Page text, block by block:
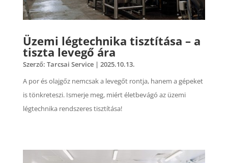
Üzemi légtechnika tisztítása – a
tiszta levegő ára
Szerző: Tarcsai Service| 2025.10.13.
A por és olajgőz nemcsak a levegőt rontja, hanem a gépeket
is tönkreteszi. Ismerje meg, miért életbevágó az üzemi
légtechnika rendszeres tisztítása!